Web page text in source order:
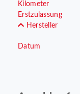
Kilometer
Erstzulassung
Hersteller
Datum